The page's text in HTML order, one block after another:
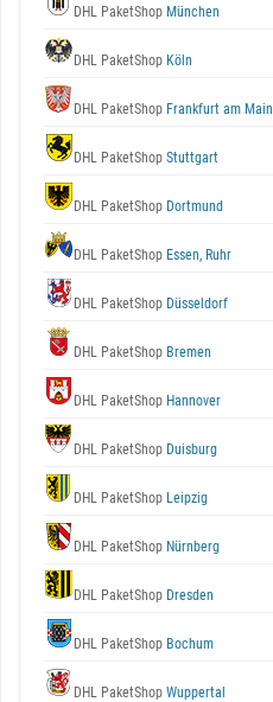
DHL PaketShop München
DHL PaketShop Köln
DHL PaketShop Frankfurt am Main
DHL PaketShop Stuttgart
DHL PaketShop Dortmund
DHL PaketShop Essen, Ruhr
DHL PaketShop Düsseldorf
DHL PaketShop Bremen
DHL PaketShop Hannover
DHL PaketShop Duisburg
DHL PaketShop Leipzig
DHL PaketShop Nürnberg
DHL PaketShop Dresden
DHL PaketShop Bochum
DHL PaketShop Wuppertal